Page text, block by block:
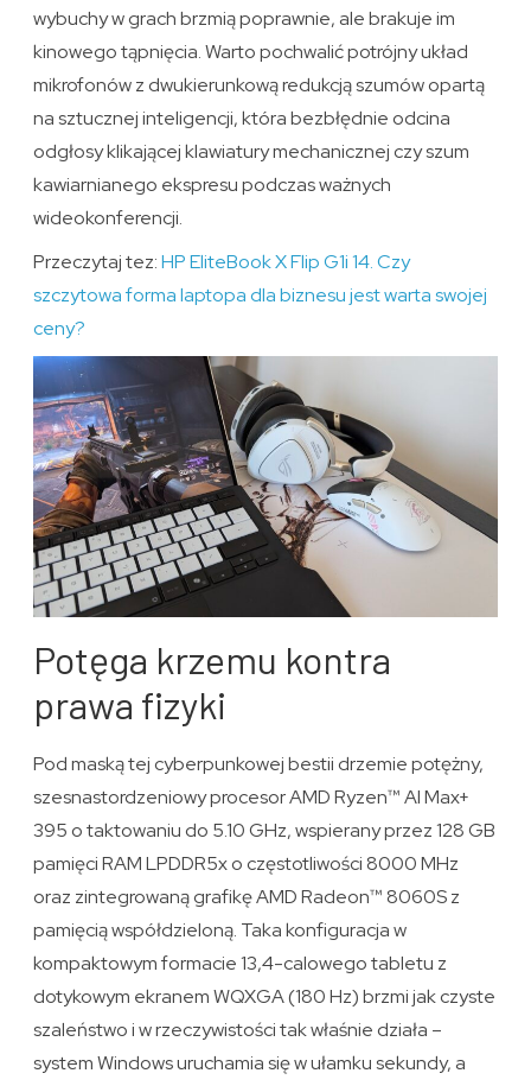
wybuchy w grach brzmią poprawnie, ale brakuje im
kinowego tąpnięcia. Warto pochwalić potrójny układ
mikrofonów z dwukierunkową redukcją szumów opartą
na sztucznej inteligencji, która bezbłędnie odcina
odgłosy klikającej klawiatury mechanicznej czy szum
kawiarnianego ekspresu podczas ważnych
wideokonferencji.
Przeczytaj tez:HP EliteBook X Flip G1i 14. Czy
szczytowa forma laptopa dla biznesu jest warta swojej
ceny?
Potęga krzemu kontra
prawa fizyki
Pod maską tej cyberpunkowej bestii drzemie potężny,
szesnastordzeniowy procesor AMD Ryzen™ AI Max+
395 o taktowaniu do 5.10 GHz, wspierany przez 128 GB
pamięci RAM LPDDR5x o częstotliwości 8000 MHz
oraz zintegrowaną grafikę AMD Radeon™ 8060S z
pamięcią współdzieloną. Taka konfiguracja w
kompaktowym formacie 13,4-calowego tabletu z
dotykowym ekranem WQXGA (180 Hz) brzmi jak czyste
szaleństwo i w rzeczywistości tak właśnie działa –
system Windows uruchamia się w ułamku sekundy, a